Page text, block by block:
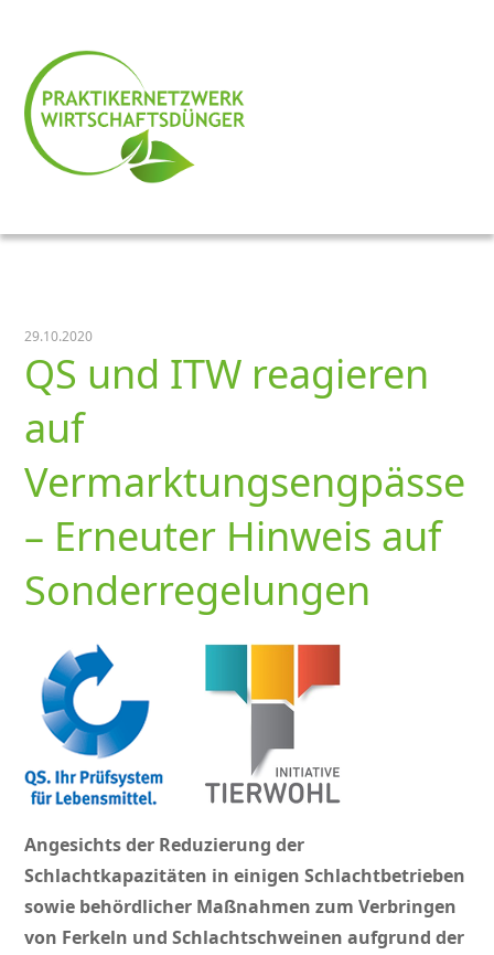
29.10.2020
QS und ITW reagieren
auf
Vermarktungsengpässe
– Erneuter Hinweis auf
Sonderregelungen
Angesichts der Reduzierung der
Schlachtkapazitäten in einigen Schlachtbetrieben
sowie behördlicher Maßnahmen zum Verbringen
von Ferkeln und Schlachtschweinen aufgrund der